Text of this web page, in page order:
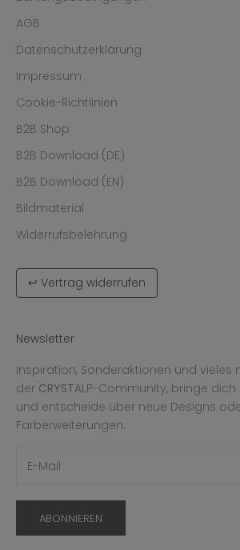
AGB
Datenschutzerklärung
Impressum
Cookie-Richtlinien
B2B Shop
B2B Download (DE)
B2B Download (EN)
Bildmaterial
Widerrufsbelehrung
↩ Vertrag widerrufen
Newsletter
Inspiration, Sonderaktionen und vieles
der CRYSTALP-Community, bringe
und entscheide über neue Designs
Farberweiterungen.
ABONNIEREN